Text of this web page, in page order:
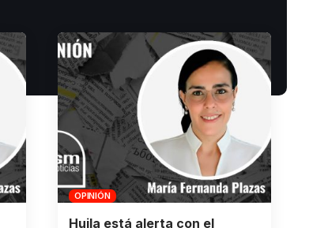
OPINIÓN
Huila está alerta con el